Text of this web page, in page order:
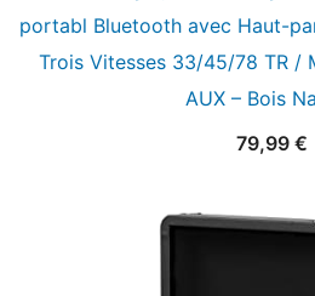
portabl Bluetooth avec Haut-
Trois Vitesses 33/45/78 TR /
AUX – Bois
79,99 €